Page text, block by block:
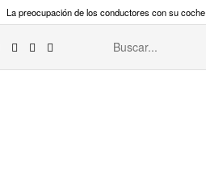
La preocupación de los conductores con su coche